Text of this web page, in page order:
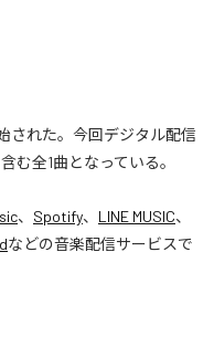
された。今回デジタル配信
む全1曲となっている。
、 Spotify、 LINE MUSIC、
などの音楽配信サービスで